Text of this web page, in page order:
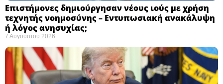
Επιστήμονες δημιούργησαν νέους ιούς με χρήση
τεχνητής νοημοσύνης – Εντυπωσιακή ανακάλυψη
ή λόγος ανησυχίας; ​
7 Αυγούστου 2026